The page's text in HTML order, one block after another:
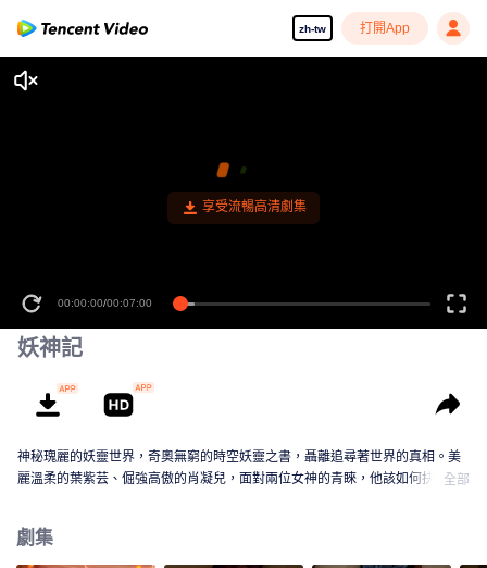
zh-tw 打開App
享受流暢高清劇集
00:00:00/00:07:00
妖神記
神秘瑰麗的妖靈世界，奇奧無窮的時空妖靈之書，聶離追尋著世界的真相。美
麗溫柔的葉紫芸、倔強高傲的肖凝兒，面對兩位女神的青睞，他該如何抉擇？
全部
劇集